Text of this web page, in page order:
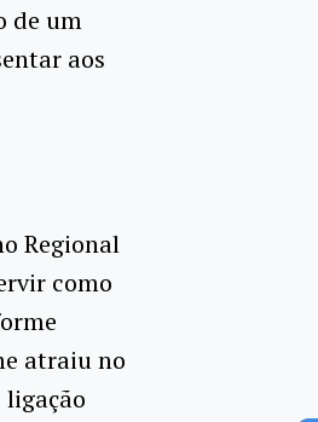
de um
aos
Regional
como
atraiu no